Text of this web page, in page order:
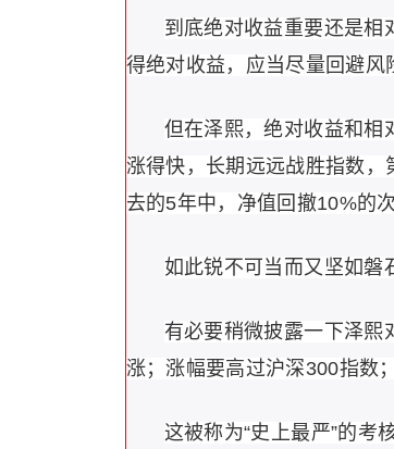
到底绝对收益重要还是相
得绝对收益，应当尽量回避风
但在泽熙，绝对收益和相
涨得快，长期远远战胜指数
去的5年中，净值回撤10%的
如此锐不可当而又坚如磐
有必要稍微披露一下泽熙
涨；涨幅要高过沪深300指数
这被称为“史上最严”的考